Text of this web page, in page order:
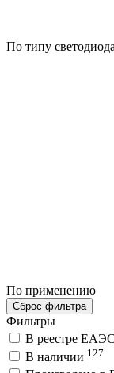
По типу светодиода
По применению
Сброс фильтра
Фильтры
В реестре ЕАЭС
В наличии 127